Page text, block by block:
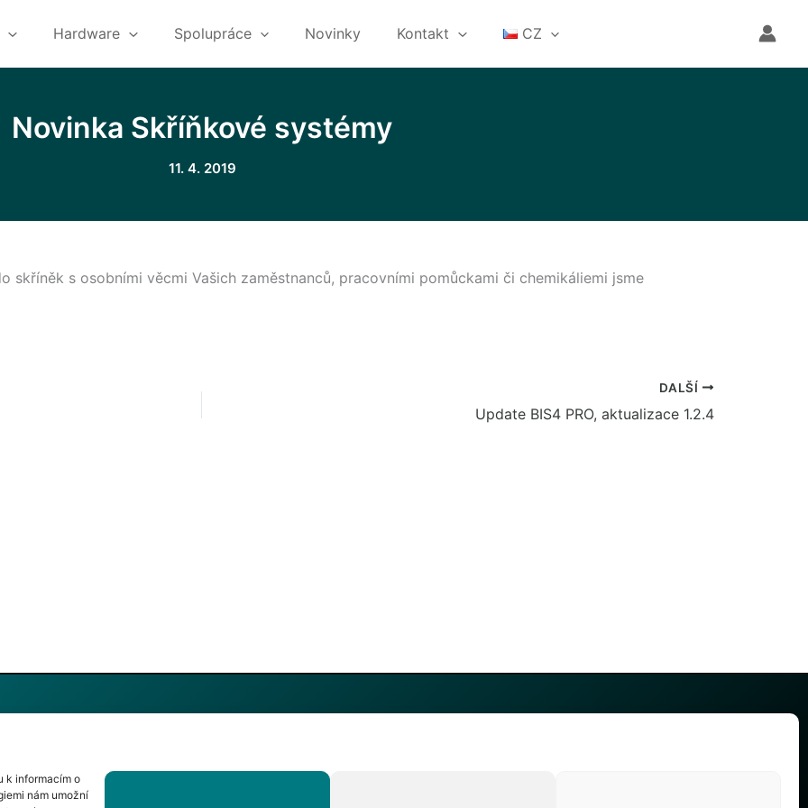
k informacím o
nám umožní
Hardware Spolupráce Novinky Kontakt CZ
Novinka Skříňkové systémy
11. 4. 2019
skříněk s osobními věcmi Vašich zaměstnanců, pracovními pomůckami či chemikáliemi jsme
DALŠÍ
Update BIS4 PRO, aktualizace 1.2.4